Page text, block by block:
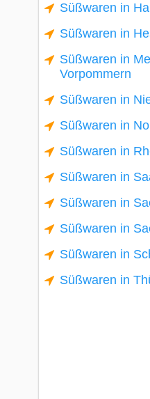
Süßwaren in
Süßwaren in
Süßwaren in
Vorpommern
Süßwaren in
Süßwaren in
Süßwaren in
Süßwaren in
Süßwaren in
Süßwaren in
Süßwaren in
Süßwaren in